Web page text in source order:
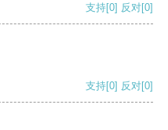
支持[0] 反对[0]
支持[0] 反对[0]